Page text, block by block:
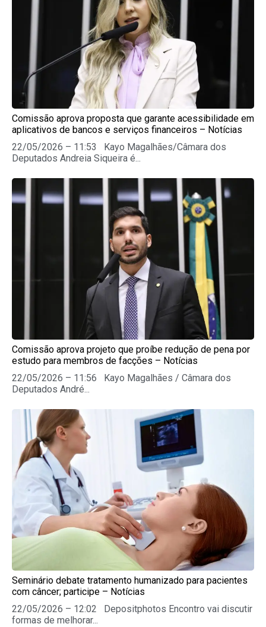
Comissão aprova proposta que garante acessibilidade em
aplicativos de bancos e serviços financeiros – Notícias
22/05/2026 – 11:53 Kayo Magalhães/Câmara dos
Deputados Andreia Siqueira é...
Comissão aprova projeto que proíbe redução de pena por
estudo para membros de facções – Notícias
22/05/2026 – 11:56 Kayo Magalhães / Câmara dos
Deputados André...
Seminário debate tratamento humanizado para pacientes
com câncer; participe – Notícias
22/05/2026 – 12:02 Depositphotos Encontro vai discutir
formas de melhorar...